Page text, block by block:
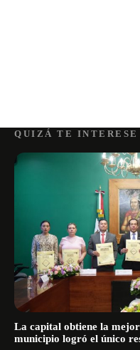
QUIZÁ TE INTERESE
La capital obtiene la
municipio logró el único